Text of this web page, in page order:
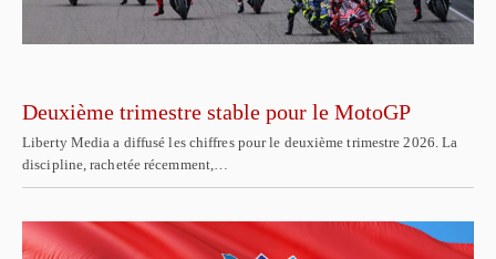
Deuxième trimestre stable pour le MotoGP
Liberty Media a diffusé les chiffres pour le deuxième trimestre 2026. La
discipline, rachetée récemment,…